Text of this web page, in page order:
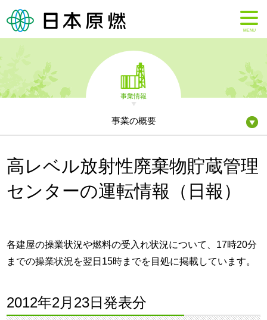
MENU
事業情報
事業の概要
高レベル放射性廃棄物貯蔵管理
センターの運転情報（日報）
各建屋の操業状況や燃料の受入れ状況について、17時20分
までの操業状況を翌日15時までを目処に掲載しています。
2012年2月23日発表分